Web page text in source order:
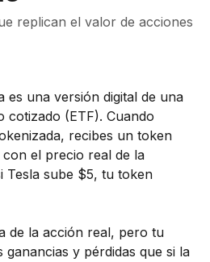
replican el valor de acciones
es una versión digital de una
(ETF). Cuando
recibes un token
el precio real de la
Tesla sube $5, tu token
de la acción real, pero tu
ganancias y pérdidas que si la